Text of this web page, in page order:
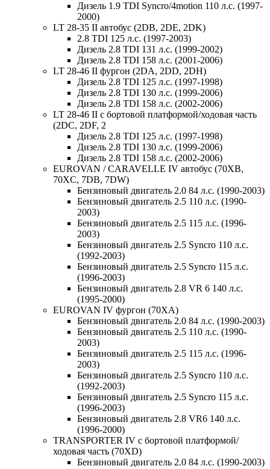
Дизель 1.9 TDI Syncro/4motion 110 л.с. (1997-
2000)
LT 28-35 II автобус (2DB, 2DE, 2DK)
2.8 TDI 125 л.с. (1997-2003)
Дизель 2.8 TDI 131 л.с. (1999-2002)
Дизель 2.8 TDI 158 л.с. (2001-2006)
LT 28-46 II фургон (2DA, 2DD, 2DH)
Дизель 2.8 TDI 125 л.с. (1997-1998)
Дизель 2.8 TDI 130 л.с. (1999-2006)
Дизель 2.8 TDI 158 л.с. (2002-2006)
LT 28-46 II c бортовой платформой/ходовая часть
(2DC, 2DF, 2
Дизель 2.8 TDI 125 л.с. (1997-1998)
Дизель 2.8 TDI 130 л.с. (1999-2006)
Дизель 2.8 TDI 158 л.с. (2002-2006)
EUROVAN / CARAVELLE IV автобус (70XB,
70XC, 7DB, 7DW)
Бензиновый двигатель 2.0 84 л.с. (1990-2003)
Бензиновый двигатель 2.5 110 л.с. (1990-
2003)
Бензиновый двигатель 2.5 115 л.с. (1996-
2003)
Бензиновый двигатель 2.5 Syncro 110 л.с.
(1992-2003)
Бензиновый двигатель 2.5 Syncro 115 л.с.
(1996-2003)
Бензиновый двигатель 2.8 VR 6 140 л.с.
(1995-2000)
EUROVAN IV фургон (70XA)
Бензиновый двигатель 2.0 84 л.с. (1990-2003)
Бензиновый двигатель 2.5 110 л.с. (1990-
2003)
Бензиновый двигатель 2.5 115 л.с. (1996-
2003)
Бензиновый двигатель 2.5 Syncro 110 л.с.
(1992-2003)
Бензиновый двигатель 2.5 Syncro 115 л.с.
(1996-2003)
Бензиновый двигатель 2.8 VR6 140 л.с.
(1996-2000)
TRANSPORTER IV c бортовой платформой/
ходовая часть (70XD)
Бензиновый двигатель 2.0 84 л.с. (1990-2003)